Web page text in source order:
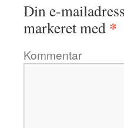
Din e-
markeret med *
Kommentar